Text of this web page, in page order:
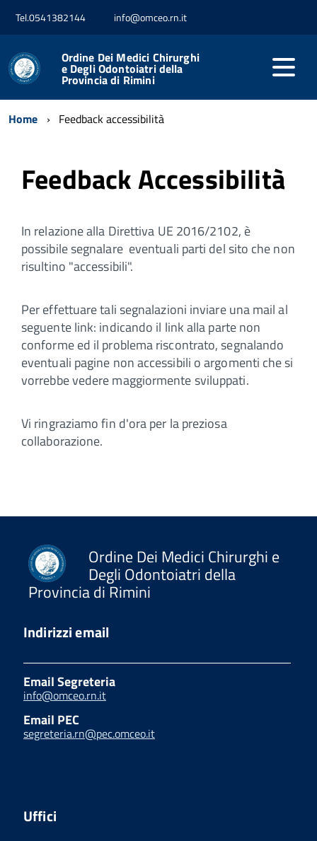
Tel.0541382144 info@omceo.rn.it
Ordine Dei Medici Chirurghi
e Degli Odontoiatri della
Provincia di Rimini
Home Feedback accessibilità
Feedback Accessibilità
In relazione alla Direttiva UE 2016/2102, è
possibile segnalare eventuali parti del sito che non
risultino "accessibili".
Per effettuare tali segnalazioni inviare una mail al
seguente link: indicando il link alla parte non
conforme ed il problema riscontrato, segnalando
eventuali pagine non accessibili o argomenti che si
vorrebbe vedere maggiormente sviluppati.
Vi ringraziamo fin d'ora per la preziosa
collaborazione.
Ordine Dei Medici Chirurghi e
Degli Odontoiatri della
Provincia di Rimini
Indirizzi email
Email Segreteria
info@omceo.rn.it
Email PEC
segreteria.rn@pec.omceo.it
Uffici